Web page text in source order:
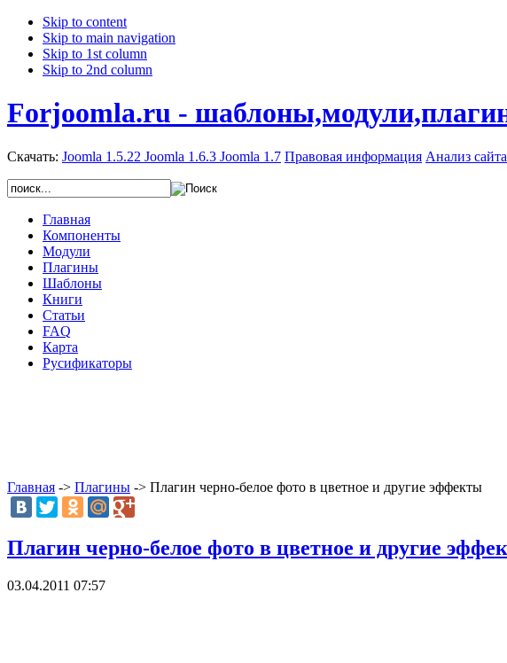
Skip to content
Skip to main navigation
Skip to 1st column
Skip to 2nd column
Forjoomla.ru -
Скачать: Joomla 1.5.22 Joomla 1.6.3 Joomla 1.7 Правовая информация Анализ сайта
Главная
Компоненты
Модули
Плагины
Шаблоны
Книги
Статьи
FAQ
Карта
Русификаторы
Главная -> Плагины -> Плагин черно-белое фото в цветное и другие эффекты
Плагин черно-белое фото в цветное и другие
03.04.2011 07:57